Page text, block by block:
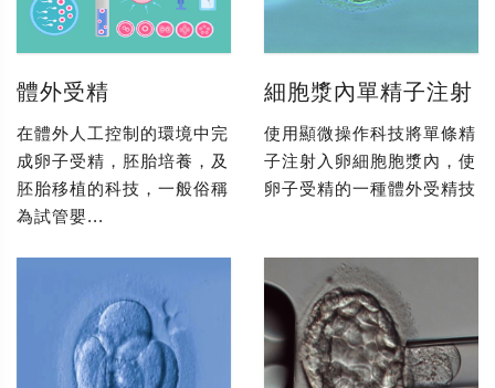
體外受精
在體外人工控制的環境中完
成卵子受精，胚胎培養，及
胚胎移植的科技，一般俗稱
為試管嬰...
細胞漿內單精子注射
使用顯微操作科技將單條精
子注射入卵細胞胞漿內，使
卵子受精的一種體外受精技